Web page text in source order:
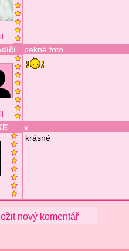
pekné foto
x
krásné
nový komentář